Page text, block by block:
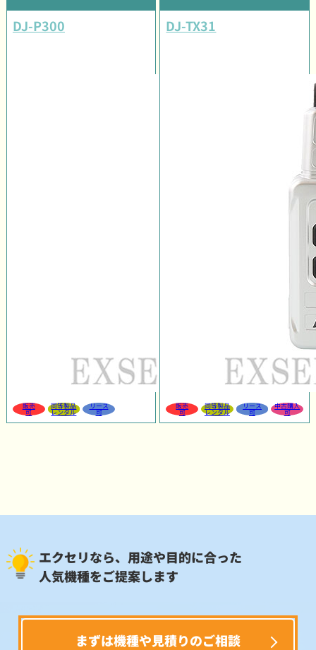
DJ-P300
販売
可
同等製品
レンタル
リース
可
DJ-TX31
販売
可
同等製品
レンタル
リース
可
中古購入
可
エクセリなら、用途や目的に合った
人気機種をご提案します
まずは機種や見積りのご相談